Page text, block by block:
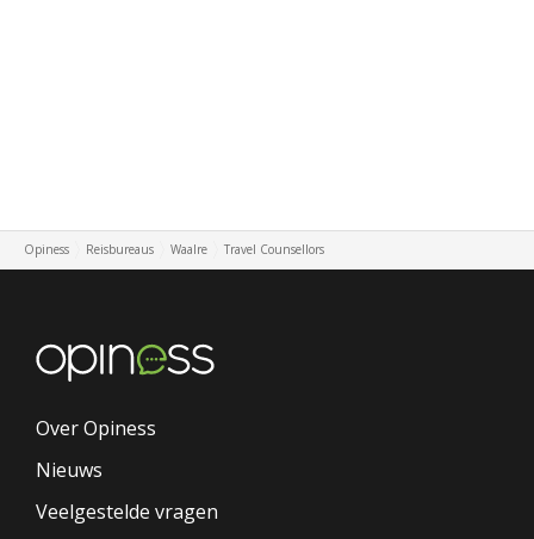
Opiness Reisbureaus Waalre Travel Counsellors
Over Opiness
Nieuws
Veelgestelde vragen